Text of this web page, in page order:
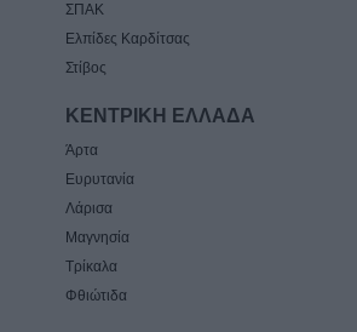
ΣΠΑΚ
Ελπίδες Καρδίτσας
Στίβος
ΚΕΝΤΡΙΚΗ ΕΛΛΑΔΑ
Άρτα
Ευρυτανία
Λάρισα
Μαγνησία
Τρίκαλα
Φθιώτιδα